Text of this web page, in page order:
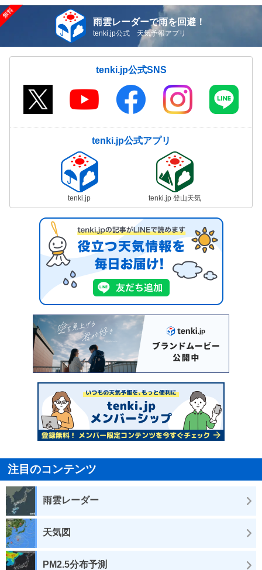
雨雲レーダーで雨を回避！
tenki.jp公式 天気予報アプリ
tenki.jp公式SNS
tenki.jp公式アプリ
tenki.jp tenki.jp 登山天気
注目のコンテンツ
雨雲レーダー
天気図
PM2.5分布予測